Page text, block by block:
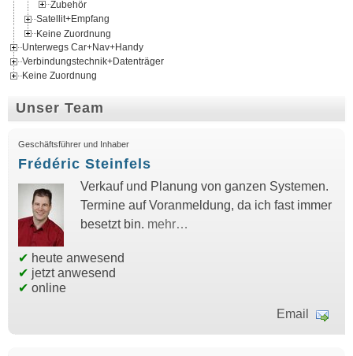
Zubehör
Satellit+Empfang
Keine Zuordnung
Unterwegs Car+Nav+Handy
Verbindungstechnik+Datenträger
Keine Zuordnung
Unser Team
Geschäftsführer und Inhaber
Frédéric Steinfels
Verkauf und Planung von ganzen Systemen.
Termine auf Voranmeldung, da ich fast immer
besetzt bin. mehr…
✔ heute anwesend
✔ jetzt anwesend
✔ online
Email